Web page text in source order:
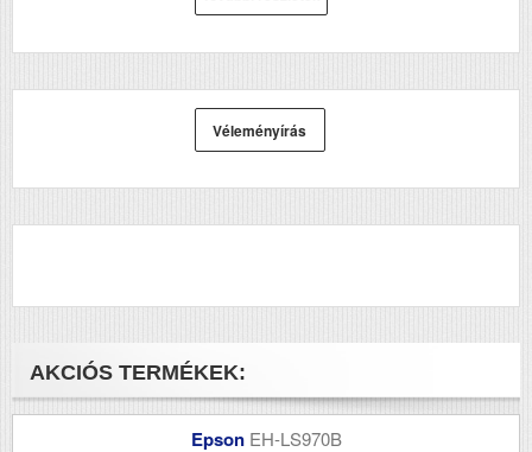
Véleményírás
AKCIÓS TERMÉKEK:
Epson EH-LS970B